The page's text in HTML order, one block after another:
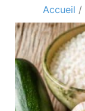
Accueil